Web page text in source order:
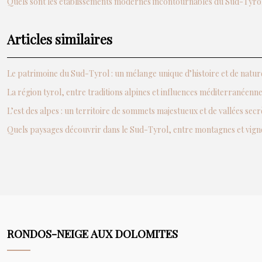
Articles similaires
Le patrimoine du Sud-Tyrol : un mélange unique d’histoire et de
La région tyrol, entre traditions alpines et influences
L’est des alpes : un territoire de sommets majestueux et de vallées
Quels paysages découvrir dans le Sud-Tyrol, entre montagnes et
RONDOS-NEIGE AUX DOLOMITES